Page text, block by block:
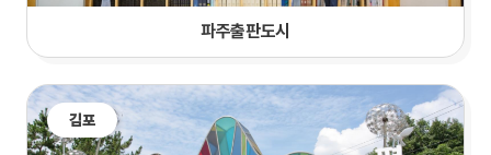
파주출판도시
김포